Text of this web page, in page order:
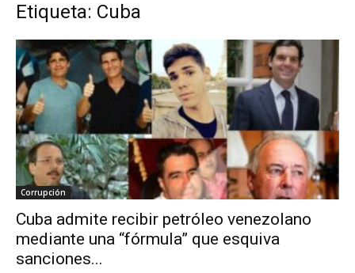
Digital
Etiqueta: Cuba
Corrupción
Cuba admite recibir petróleo venezolano
mediante una “fórmula” que esquiva
sanciones...